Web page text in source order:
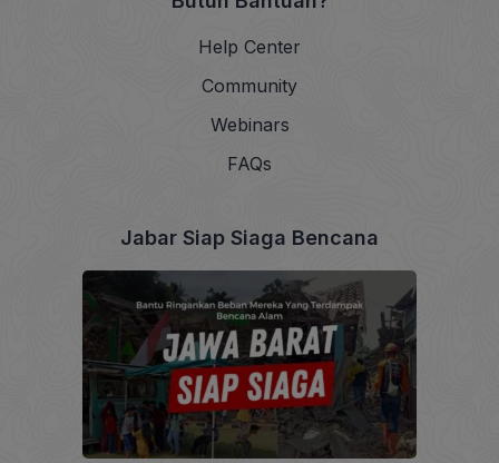
Help Center
Community
Webinars
FAQs
Jabar Siap Siaga Bencana